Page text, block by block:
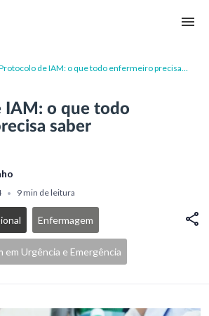
de IAM: o que todo enfermeiro precisa
IAM: o que todo
saber
• 9 min de leitura
Enfermagem
em Urgência e Emergência